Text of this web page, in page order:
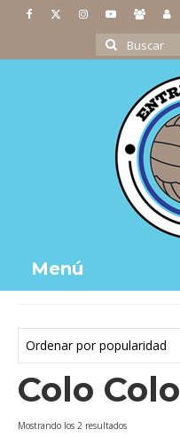
Buscar
por:
Menú
Actividades
Imágenes
Videos
Colo Colo
Mostrando los 2 resultadosOrdenado